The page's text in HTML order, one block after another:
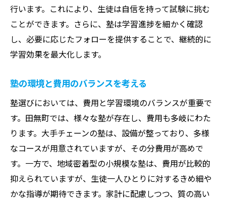
行います。これにより、生徒は自信を持って試験に挑む
ことができます。さらに、塾は学習進捗を細かく確認
し、必要に応じたフォローを提供することで、継続的に
学習効果を最大化します。
塾の環境と費用のバランスを考える
塾選びにおいては、費用と学習環境のバランスが重要で
す。田無町では、様々な塾が存在し、費用も多岐にわた
ります。大手チェーンの塾は、設備が整っており、多様
なコースが用意されていますが、その分費用が高めで
す。一方で、地域密着型の小規模な塾は、費用が比較的
抑えられていますが、生徒一人ひとりに対するきめ細や
かな指導が期待できます。家計に配慮しつつ、質の高い